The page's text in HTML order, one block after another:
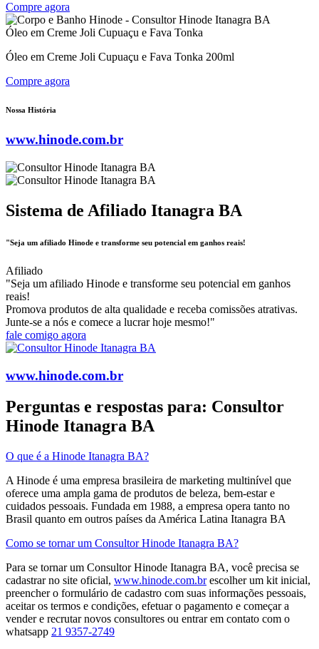
Compre agora
Óleo em Creme Joli Cupuaçu e Fava Tonka
Óleo em Creme Joli Cupuaçu e Fava Tonka 200ml
Compre agora
Nossa História
www.hinode.com.br
Sistema de Afiliado Itanagra BA
"Seja um afiliado Hinode e transforme seu potencial em ganhos reais!
Afiliado
"Seja um afiliado Hinode e transforme seu potencial em ganhos
reais!
Promova produtos de alta qualidade e receba comissões atrativas.
Junte-se a nós e comece a lucrar hoje mesmo!"
fale comigo agora
www.hinode.com.br
Perguntas e respostas para: Consultor
Hinode Itanagra BA
O que é a Hinode Itanagra BA?
A Hinode é uma empresa brasileira de marketing multinível que
oferece uma ampla gama de produtos de beleza, bem-estar e
cuidados pessoais. Fundada em 1988, a empresa opera tanto no
Brasil quanto em outros países da América Latina​ Itanagra BA
Como se tornar um Consultor Hinode Itanagra BA?
Para se tornar um Consultor Hinode Itanagra BA, você precisa se
cadastrar no site oficial, www.hinode.com.brescolher um kit inicial,
preencher o formulário de cadastro com suas informações pessoais,
aceitar os termos e condições, efetuar o pagamento e começar a
vender e recrutar novos consultores​ ou entrar em contato com o
whatsapp 21 9357-2749